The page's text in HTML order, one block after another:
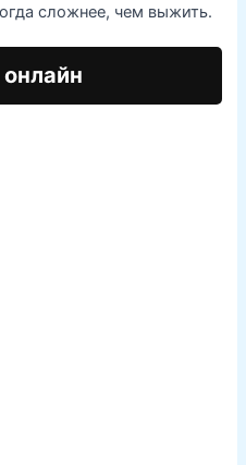
сложнее, чем выжить.